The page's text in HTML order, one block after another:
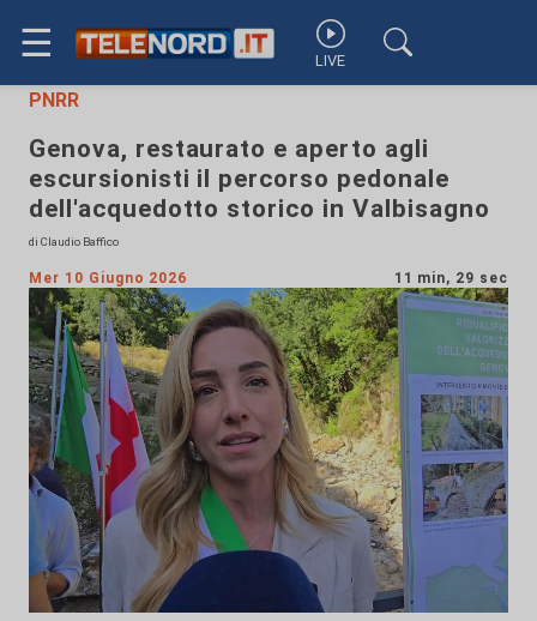
☰ LIVE
PNRR
Genova, restaurato e aperto agli
escursionisti il percorso pedonale
dell'acquedotto storico in Valbisagno
di Claudio Baffico
Mer 10 Giugno 2026 11 min, 29 sec